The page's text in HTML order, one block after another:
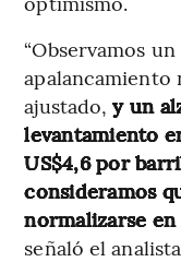
“Observamos
apalancamiento
ajustado,y un
levantamiento
US$4,6 por
consideramos
normalizarse
señaló el